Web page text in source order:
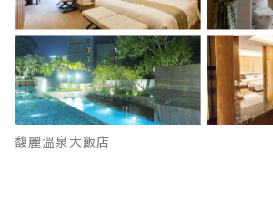
馥麗溫泉大飯店